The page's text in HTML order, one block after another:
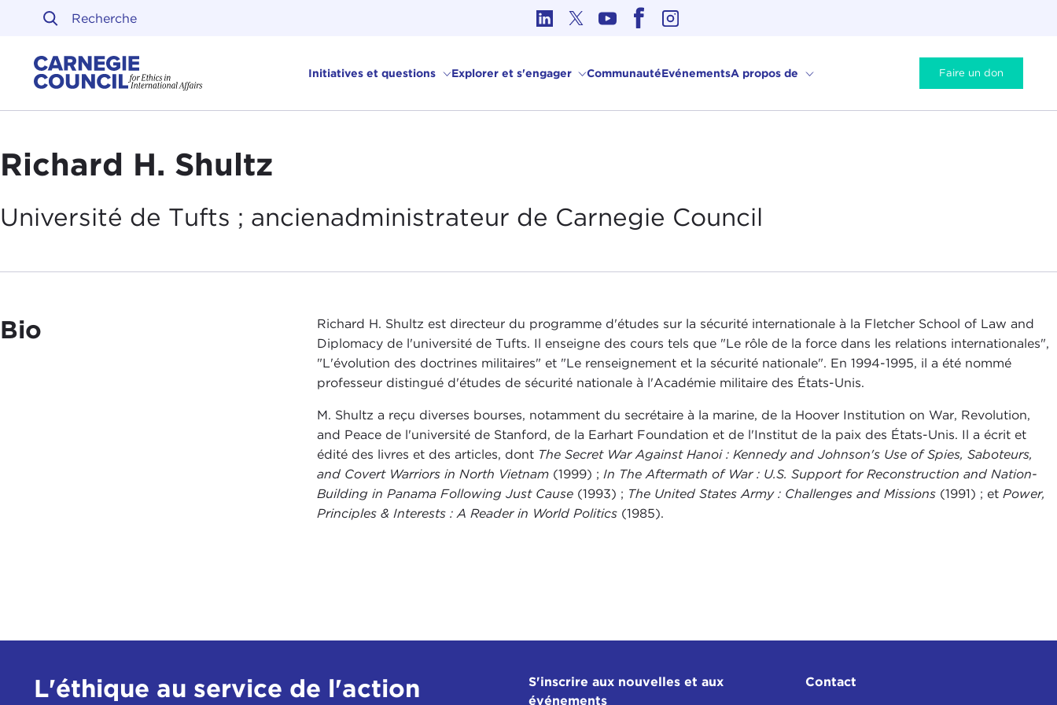
Skip to content
Initiatives et questions Explorer et s'engager CommunautéEvénementsA propos de Faire un don
Richard H. Shultz
Université de Tufts ; ancienadministrateur de Carnegie Council
Bio
Richard H. Shultz est directeur du programme d'études sur la sécurité internationale à la Fletcher School of Law and
Diplomacy de l'université de Tufts. Il enseigne des cours tels que "Le rôle de la force dans les relations internationales",
"L'évolution des doctrines militaires" et "Le renseignement et la sécurité nationale". En 1994-1995, il a été nommé
professeur distingué d'études de sécurité nationale à l'Académie militaire des États-Unis.
M. Shultz a reçu diverses bourses, notamment du secrétaire à la marine, de la Hoover Institution on War, Revolution,
and Peace de l'université de Stanford, de la Earhart Foundation et de l'Institut de la paix des États-Unis. Il a écrit et
édité des livres et des articles, dont The Secret War Against Hanoi : Kennedy and Johnson's Use of Spies, Saboteurs,
and Covert Warriors in North Vietnam (1999) ;In The Aftermath of War : U.S. Support for Reconstruction and Nation-
Building in Panama Following Just Cause (1993) ; The United States Army : Challenges and Missions (1991) ; etPower,
Principles & Interests : A Reader in World Politics (1985).
L'éthique au service de l'action
S'inscrire aux nouvelles et aux
événements
Contact